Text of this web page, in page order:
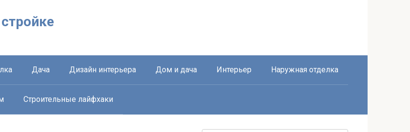
Дача Дизайн интерьера Дом и дача Интерьер Наружная отделка
Строительные лайфхаки